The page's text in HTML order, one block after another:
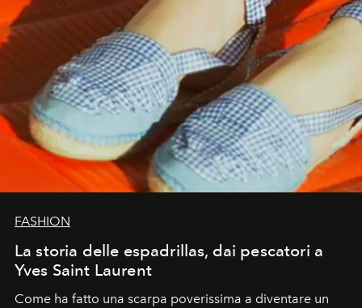
FASHION
La storia delle espadrillas, dai pescatori a
Yves Saint Laurent
Come ha fatto una scarpa poverissima a diventare un